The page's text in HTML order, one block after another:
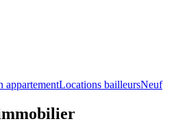
appartementLocations bailleursNeuf